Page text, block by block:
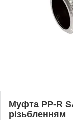
Муфта PP-R
різьбленням